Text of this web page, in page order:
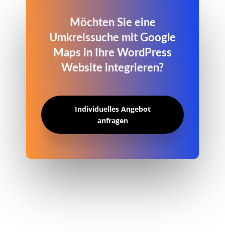
Möchten Sie eine
Umkreissuche mit Google
Maps in Ihre WordPress
Website integrieren?
Individuelles Angebot
anfragen